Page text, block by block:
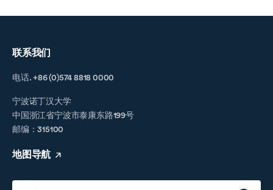
联系我们
电话. +86 (0)574 8818 0000
宁波诺丁汉大学
中国浙江省宁波市泰康东路199号
邮编：315100
地图导航